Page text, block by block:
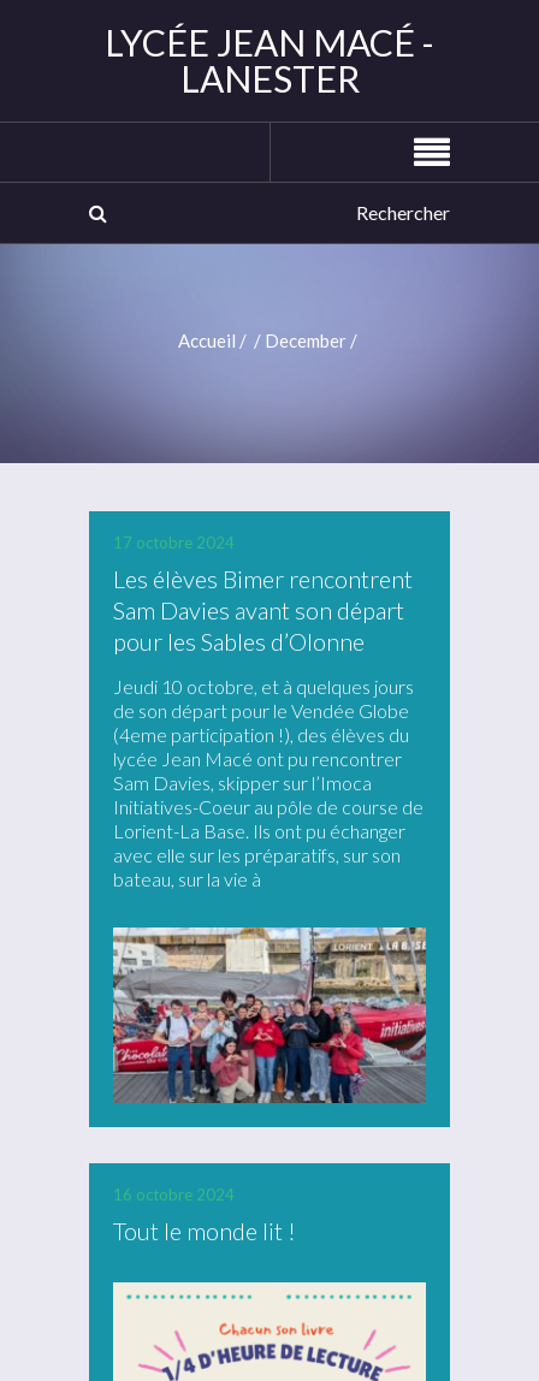
LYCÉE JEAN MACÉ -
LANESTER
Accueil / / December /
17 octobre 2024
Les élèves Bimer rencontrent
Sam Davies avant son départ
pour les Sables d’Olonne
Jeudi 10 octobre, et à quelques jours
de son départ pour le Vendée Globe
(4eme participation !), des élèves du
lycée Jean Macé ont pu rencontrer
Sam Davies, skipper sur l’Imoca
Initiatives-Coeur au pôle de course de
Lorient-La Base. Ils ont pu échanger
avec elle sur les préparatifs, sur son
bateau, sur la vie à
16 octobre 2024
Tout le monde lit !